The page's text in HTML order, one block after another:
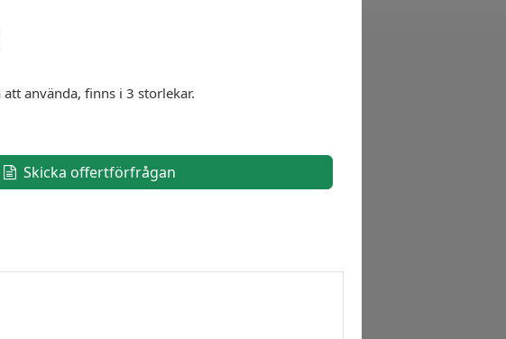
använda, finns i 3 storlekar.
Skicka offertförfrågan